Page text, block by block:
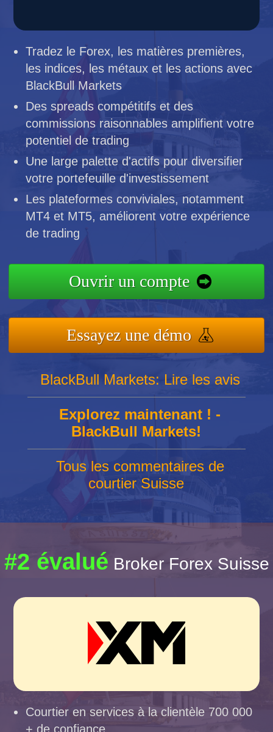
Tradez le Forex, les matières premières,
les indices, les métaux et les actions avec
BlackBull Markets
Des spreads compétitifs et des
commissions raisonnables amplifient votre
potentiel de trading
Une large palette d'actifs pour diversifier
votre portefeuille d'investissement
Les plateformes conviviales, notamment
MT4 et MT5, améliorent votre expérience
de trading
Ouvrir un compte
Essayez une démo
BlackBull Markets: Lire les avis
Explorez maintenant ! -
BlackBull Markets!
Tous les commentaires de
courtier Suisse
#2 évalué Broker Forex Suisse
Courtier en services à la clientèle 700 000
+ de confiance